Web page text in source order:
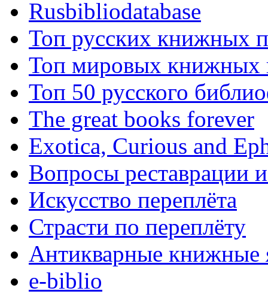
Rusbibliodatabase
Топ русских книжных
Топ мировых книжных
Топ 50 русского
The great books forever
Exotica, Curious and
Вопросы реставрации
Искусство переплёта
Страсти по переплёту
Антикварные книжные
e-biblio